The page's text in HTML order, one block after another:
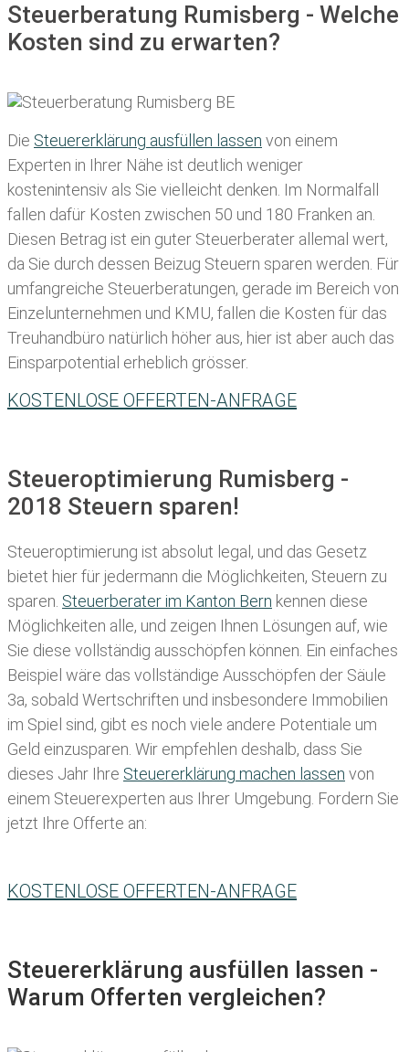
Steuerberatung Rumisberg - Welche
Kosten sind zu erwarten?
Die Steuererklärung ausfüllen lassen von einem
Experten in Ihrer Nähe ist deutlich weniger
kostenintensiv als Sie vielleicht denken. Im Normalfall
fallen dafür Kosten zwischen 50 und 180 Franken an.
Diesen Betrag ist ein guter Steuerberater allemal wert,
da Sie durch dessen Beizug Steuern sparen werden. Für
umfangreiche Steuerberatungen, gerade im Bereich von
Einzelunternehmen und KMU, fallen die Kosten für das
Treuhandbüro natürlich höher aus, hier ist aber auch das
Einsparpotential erheblich grösser.
KOSTENLOSE OFFERTEN-ANFRAGE
Steueroptimierung Rumisberg -
2018 Steuern sparen!
Steueroptimierung ist absolut legal, und das Gesetz
bietet hier für jedermann die Möglichkeiten, Steuern zu
sparen. Steuerberater im K anton Bern kennen diese
Möglichkeiten alle, und zeigen Ihnen Lösungen auf, wie
Sie diese vollständig ausschöpfen können. Ein einfaches
Beispiel wäre das vollständige Ausschöpfen der Säule
3a, sobald Wertschriften und insbesondere Immobilien
im Spiel sind, gibt es noch viele andere Potentiale um
Geld einzusparen. Wir empfehlen deshalb, dass Sie
dieses Jahr Ihre Steuererklärung machen lassen von
einem Steuerexperten aus Ihrer Umgebung. Fordern Sie
jetzt Ihre Offerte an:
KOSTENLOSE OFFERTEN-ANFRAGE
Steuererklärung ausfüllen lassen -
Warum Offerten vergleichen?